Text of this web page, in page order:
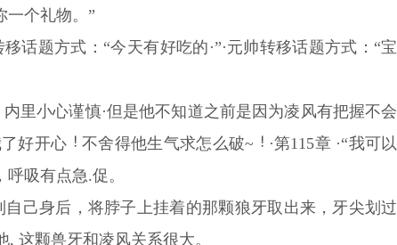
一个礼物。”
话题方式：“今天有好吃的·”·元帅转移话题方式：“宝
里小心谨慎·但是他不知道之前是因为凌风有把握不会
好开心
不舍得他生气求怎么破~
·第115章 ·“我可以
吸有点急.促。
己身后，将脖子上挂着的那颗狼牙取出来，牙尖划过
, 这颗兽牙和凌风关系很大。